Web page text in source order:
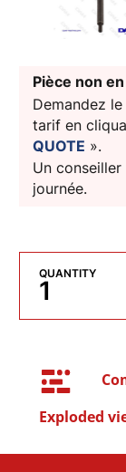
Pièce non
Demandez
tarif en
QUOTE ».
Un
journée.
QUANTITY
Exploded